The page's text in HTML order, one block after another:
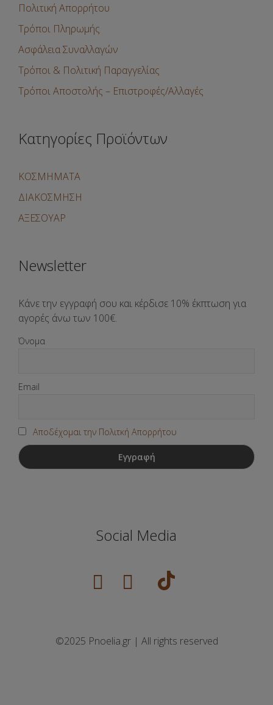
Πολιτική Απορρήτου
Τρόποι Πληρωμής
Ασφάλεια Συναλλαγών
Τρόποι & Πολιτική Παραγγελίας
Τρόποι Αποστολής – Επιστροφές/Αλλαγές
Κατηγορίες Προϊόντων
ΚΟΣΜΗΜΑΤΑ
ΔΙΑΚΟΣΜΗΣΗ
ΑΞΕΣΟΥΑΡ
Newsletter
Κάνε την εγγραφή σου και κέρδισε 10% έκπτωση για
αγορές άνω των 100€.
Όνομα
Email
Αποδέχομαι την Πολιτκή Απορρήτου
Social Media
©2025 Pnoelia.gr | All rights reserved